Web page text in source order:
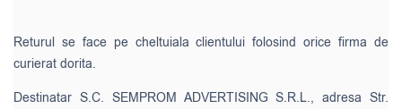
Returul se face pe cheltuiala clientului folosind orice firma de
curierat dorita.
Destinatar S.C. SEMPROM ADVERTISING S.R.L., adresa Str.